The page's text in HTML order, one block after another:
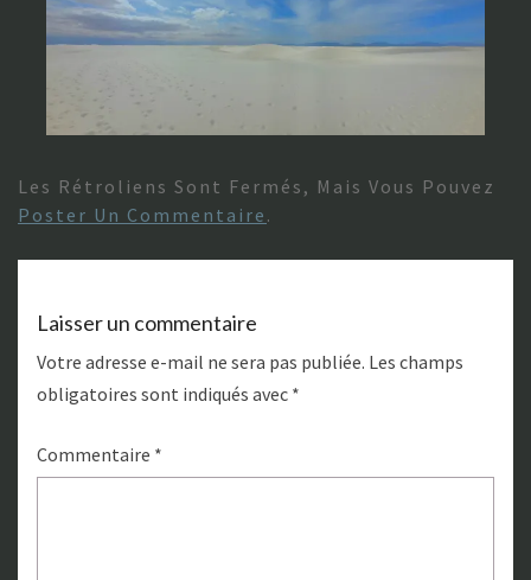
Les Rétroliens Sont Fermés, Mais Vous Pouvez
Poster Un Commentaire .
Laisser un commentaire
Votre adresse e-mail ne sera pas publiée. Les champs
obligatoires sont indiqués avec *
Commentaire *